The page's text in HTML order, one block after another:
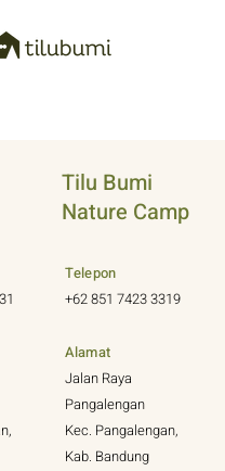
Tilu Bumi
Nature Camp
Telepon
+62 851 7423 3319
Alamat
Jalan Raya
Pangalengan
Kec. Pangalengan,
Kab. Bandung